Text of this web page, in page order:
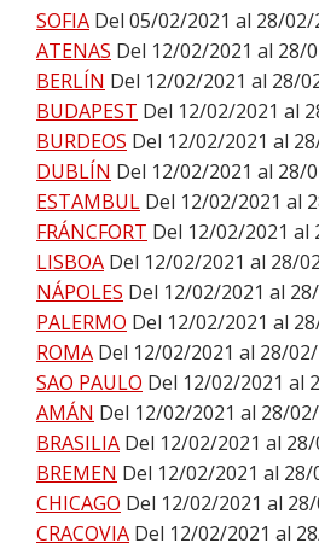
SOFIA Del 05/02/2021 al 28/02/
ATENAS Del 12/02/2021 al 28/
BERLÍN Del 12/02/2021 al 28/
BUDAPEST Del 12/02/2021 al
BURDEOS Del 12/02/2021 al
DUBLÍN Del 12/02/2021 al 28/
ESTAMBUL Del 12/02/2021 al
FRÁNCFORT Del 12/02/2021 al
LISBOA Del 12/02/2021 al 28/
NÁPOLES Del 12/02/2021 al
PALERMO Del 12/02/2021 al
ROMA Del 12/02/2021 al 28/
SAO PAULO Del 12/02/2021 al
AMÁN Del 12/02/2021 al 28/
BRASILIA Del 12/02/2021 al 28/
BREMEN Del 12/02/2021 al 28/
CHICAGO Del 12/02/2021 al
CRACOVIA Del 12/02/2021 al